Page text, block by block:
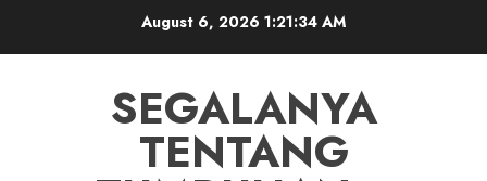
August 6, 2026 1:21:34 AM
SEGALANYA
TENTANG